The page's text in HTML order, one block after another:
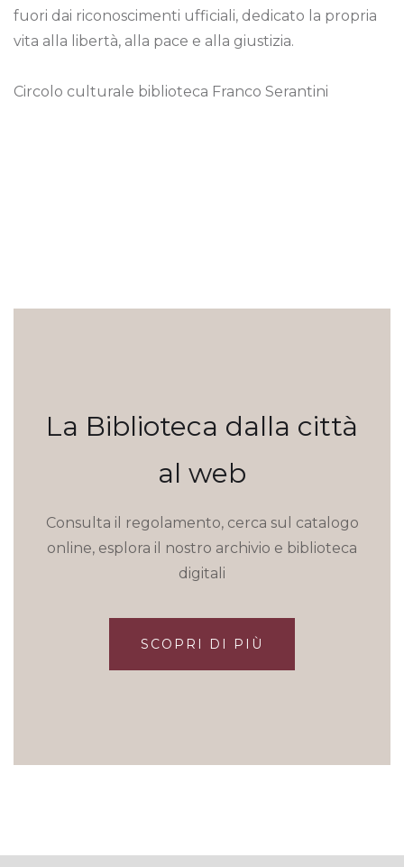
fuori dai riconoscimenti ufficiali, dedicato la propria
vita alla libertà, alla pace e alla giustizia.
Circolo culturale biblioteca Franco Serantini
La Biblioteca dalla città
al web
Consulta il regolamento, cerca sul catalogo
online, esplora il nostro archivio e biblioteca
digitali
SCOPRI DI PIÙ